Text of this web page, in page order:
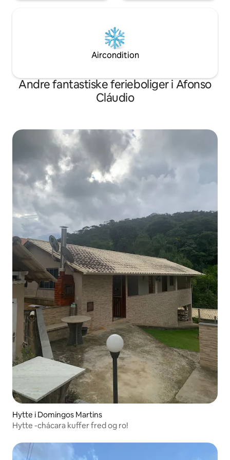
Aircondition
Andre fantastiske ferieboliger i Afonso
Cláudio
Hytte i Domingos Martins
Hytte -chácara kuffer fred og ro!